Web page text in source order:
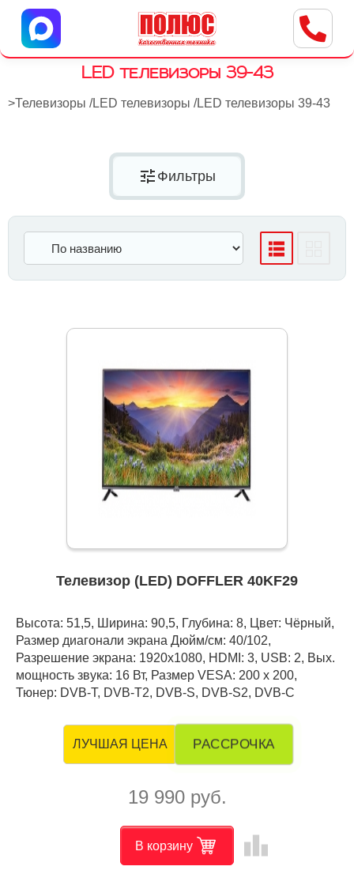
Центр бытовой техники
г. Ульяновск, ул. Пушкарева, 8a
LED телевизоры 39-43
>Телевизоры /LED телевизоры /LED телевизоры 39-43
tune Фильтры
Телевизор (LED) DOFFLER 40KF29
Высота: 51,5, Ширина: 90,5, Глубина: 8, Цвет: Чёрный,
Размер диагонали экрана Дюйм/см: 40/102,
Разрешение экрана: 1920x1080, HDMI: 3, USB: 2, Вых.
мощность звука: 16 Вт, Размер VESA: 200 x 200,
Тюнер: DVB-T, DVB-T2, DVB-S, DVB-S2, DVB-C
ЛУЧШАЯ ЦЕНА РАССРОЧКА
19 990 руб.
В корзину leaderboard